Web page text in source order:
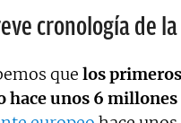
cronología de
que los
hace unos 6 millones